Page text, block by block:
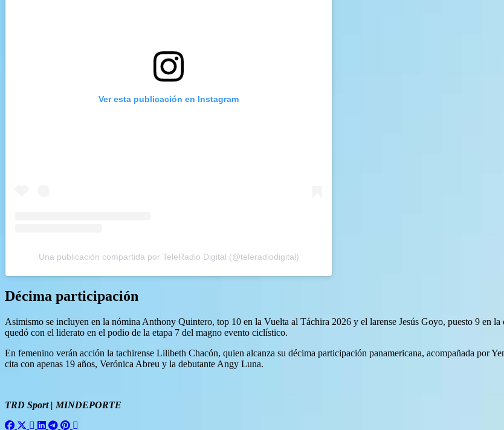
Ver esta publicación en Instagram
Una publicación compartida por TeleRadio Digital (@teleradiodigital)
Décima participación
Asimismo se incluyen en la nómina Anthony Quintero, top 10 en la Vuelta al Táchira 2026 y el larense Jesús Goyo, puesto 9 en
quedó con el liderato en el podio de la etapa 7 del magno evento ciclístico.
En femenino verán acción la tachirense Lilibeth Chacón, quien alcanza su décima participación panamericana, acompañada por
cita con apenas 19 años, Verónica Abreu y la debutante Angy Luna.
TRD Sport | MINDEPORTE